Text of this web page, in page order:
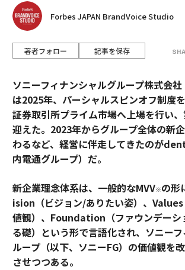
Forbes JAPAN BrandVoice Studio
著者フォロー 記事を保存
ソニーフィナンシャルグループ株式会社
は2025年、パーシャルスピンオフ制度
証券取引所プライム市場へ上場を行い
迎えた。2023年からグループ全体の新
わるなど、経営に伴走してきたのが
内電通グループ）だ。
新企業理念体系は、一般的なMVV※の形
ision（ビジョン/ありたい姿）、
値観）、Foundation（ファウンデーシ
る礎）という形で言語化され、ソニー
ループ（以下、ソニーFG）の価値観を
させつつある。